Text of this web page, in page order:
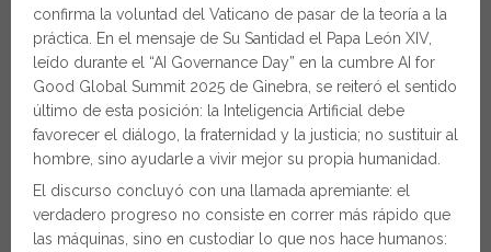
confirma la voluntad del Vaticano de pasar de la teoría a la
práctica. En el mensaje de Su Santidad el Papa León XIV,
leído durante el “AI Governance Day” en la cumbre AI for
Good Global Summit 2025 de Ginebra, se reiteró el sentido
último de esta posición: la Inteligencia Artificial debe
favorecer el diálogo, la fraternidad y la justicia; no sustituir al
hombre, sino ayudarle a vivir mejor su propia humanidad.
El discurso concluyó con una llamada apremiante: el
verdadero progreso no consiste en correr más rápido que
las máquinas, sino en custodiar lo que nos hace humanos: